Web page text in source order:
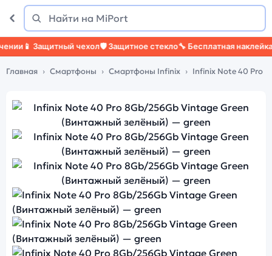
Поиск
Найти
📱 Защитный чехол🛡️ Защитное стекло🔧 Бесплатная наклейка
Главная Смартфоны Смартфоны Infinix Infinix Note 40 Pro